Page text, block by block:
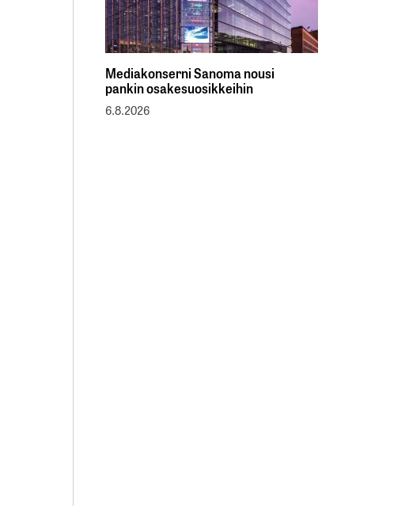
Mediakonserni Sanoma nousi
pankin osakesuosikkeihin
6.8.2026